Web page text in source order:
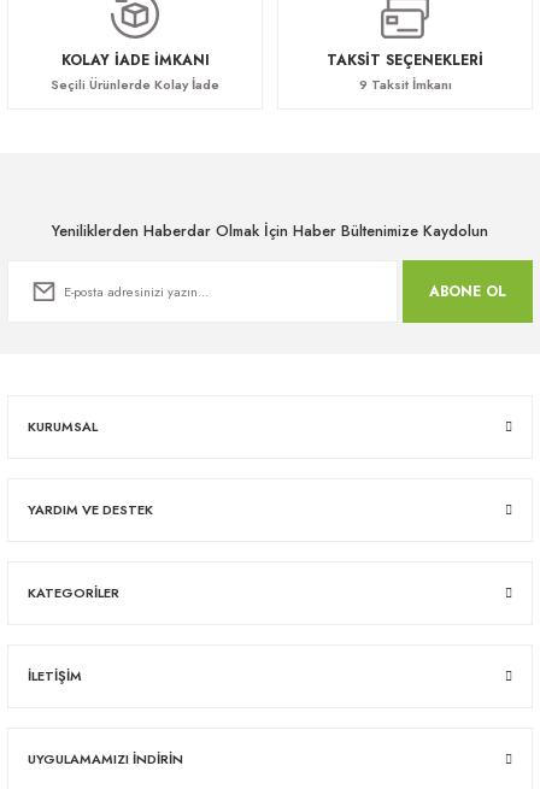
KOLAY İADE İMKANI
Seçili Ürünlerde Kolay İade
TAKSİT SEÇENEKLERİ
9 Taksit İmkanı
Yeniliklerden Haberdar Olmak İçin Haber Bültenimize Kaydolun
ABONE OL
KURUMSAL
YARDIM VE DESTEK
KATEGORİLER
İLETİŞİM
UYGULAMAMIZI İNDİRİN